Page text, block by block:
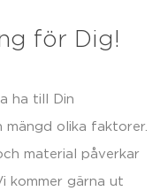
för Dig!
ha till Din
mängd olika faktorer.
material påverkar
kommer gärna ut